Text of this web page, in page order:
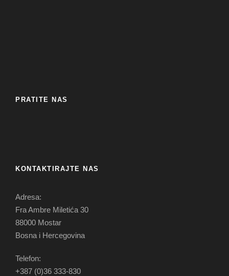
PRATITE NAS
KONTAKTIRAJTE NAS
Adresa:
Fra Ambre Miletića 30
88000 Mostar
Bosna i Hercegovina
Telefon:
+387 (0)36 333-830